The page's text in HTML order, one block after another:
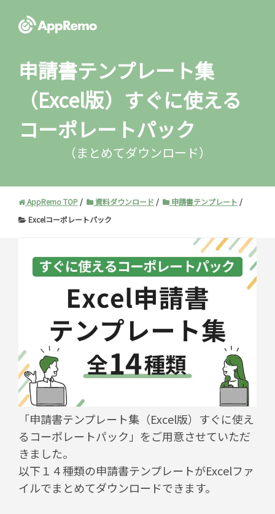
申請書テンプレート集
（Excel版） すぐに使える
コーポレートパック
（まとめてダウンロード）
AppRemo TOP 資料ダウンロード
申請書テンプレート
Excelコーポレートパック
「申請書テンプレート集（Excel版）すぐに使え
るコーポレートパック」をご用意させていただ
きました。
以下１４種類の申請書テンプレートがExcelファ
イルでまとめてダウンロードできます。